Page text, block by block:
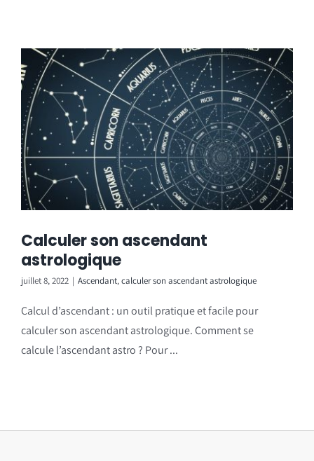
Calculer son ascendant
astrologique
juillet 8, 2022 | Ascendant,calculer son ascendant astrologique
Calcul d’ascendant : un outil pratique et facile pour
calculer son ascendant astrologique. Comment se
calcule l’ascendant astro ? Pour ...